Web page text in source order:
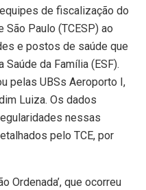
de fiscalização do
São Paulo (TCESP) ao
e postos de saúde que
da Família (ESF).
pelas UBSs Aeroporto I,
Luiza. Os dados
nessas
pelo TCE, por
Ordenada’, que ocorreu